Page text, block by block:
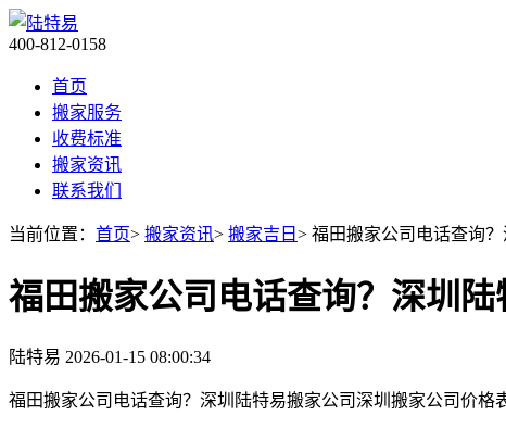
400-812-0158
首页
搬家服务
收费标准
搬家资讯
联系我们
当前位置： 首页> 搬家资讯> 搬家吉日 > 福田搬家公司电话查询
福田搬家公司电话查询？深圳
陆特易 2026-01-15 08:00:34
福田搬家公司电话查询？深圳陆特易搬家公司深圳搬家公司价格